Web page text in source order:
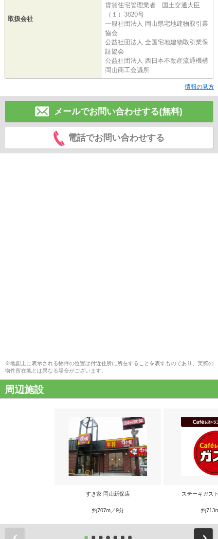
取扱会社
賃貸住宅管理業者 国土交通大臣
（１）3820号
一般社団法人 岡山県宅地建物取引業
協会
公益社団法人 全国宅地建物取引業保
証協会
公益社団法人 西日本不動産流通機構
岡山商工会議所
情報の見方
メールでお問い合わせする(無料)
電話でお問い合わせする
※地図上に表示される物件の位置は付近住所に所在することを表すものであり、実際の
物件所在地とは異なる場合がございます。
周辺施設
すき家 岡山新保店
約707m／9分
ステーキガス
約